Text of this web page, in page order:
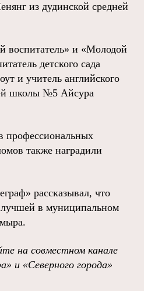
из дудинской средней
воспитатель» и «Молодой
детского сада
и учитель английского
школы №5 Айсура
профессиональных
также наградили
рассказывал, что
в муниципальном
на совместном канале
и «Северного города»